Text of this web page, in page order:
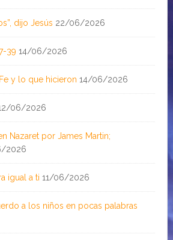
dijo Jesús 22/06/2026
39 14/06/2026
y lo que hicieron 14/06/2026
06/2026
Nazaret por James Martin;
2026
igual a ti 11/06/2026
a los niños en pocas palabras